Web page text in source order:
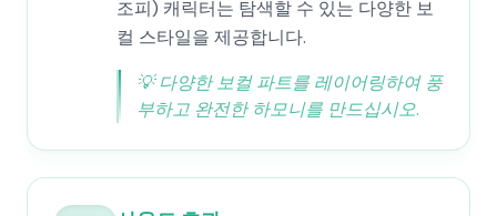
조피) 캐릭터는 탐색할 수 있는 다양한 보
컬 스타일을 제공합니다.
💡다양한 보컬 파트를 레이어링하여 풍
부하고 완전한 하모니를 만드십시오.